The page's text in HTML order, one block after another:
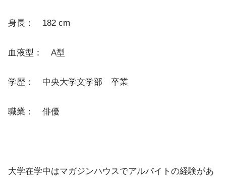
身長： 182 cm
血液型： A型
学歴： 中央大学文学部 卒業
職業： 俳優
大学在学中はマガジンハウスでアルバイトの経験があ